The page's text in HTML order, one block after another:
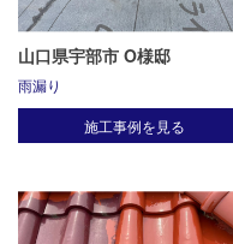
山口県宇部市 O様邸
雨漏り
施工事例を見る